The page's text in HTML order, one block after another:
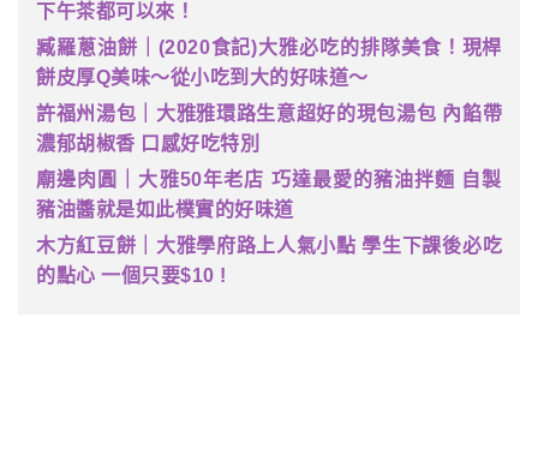
下午茶都可以來！
臧羅蔥油餅｜(2020食記)大雅必吃的排隊美食！現桿
餅皮厚Q美味～從小吃到大的好味道～
許福州湯包｜大雅雅環路生意超好的現包湯包 內餡帶
濃郁胡椒香 口感好吃特別
廟邊肉圓｜大雅50年老店 巧達最愛的豬油拌麵 自製
豬油醬就是如此樸實的好味道
木方紅豆餅｜大雅學府路上人氣小點 學生下課後必吃
的點心 一個只要$10 !